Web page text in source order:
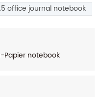
office journal notebook
Papier notebook